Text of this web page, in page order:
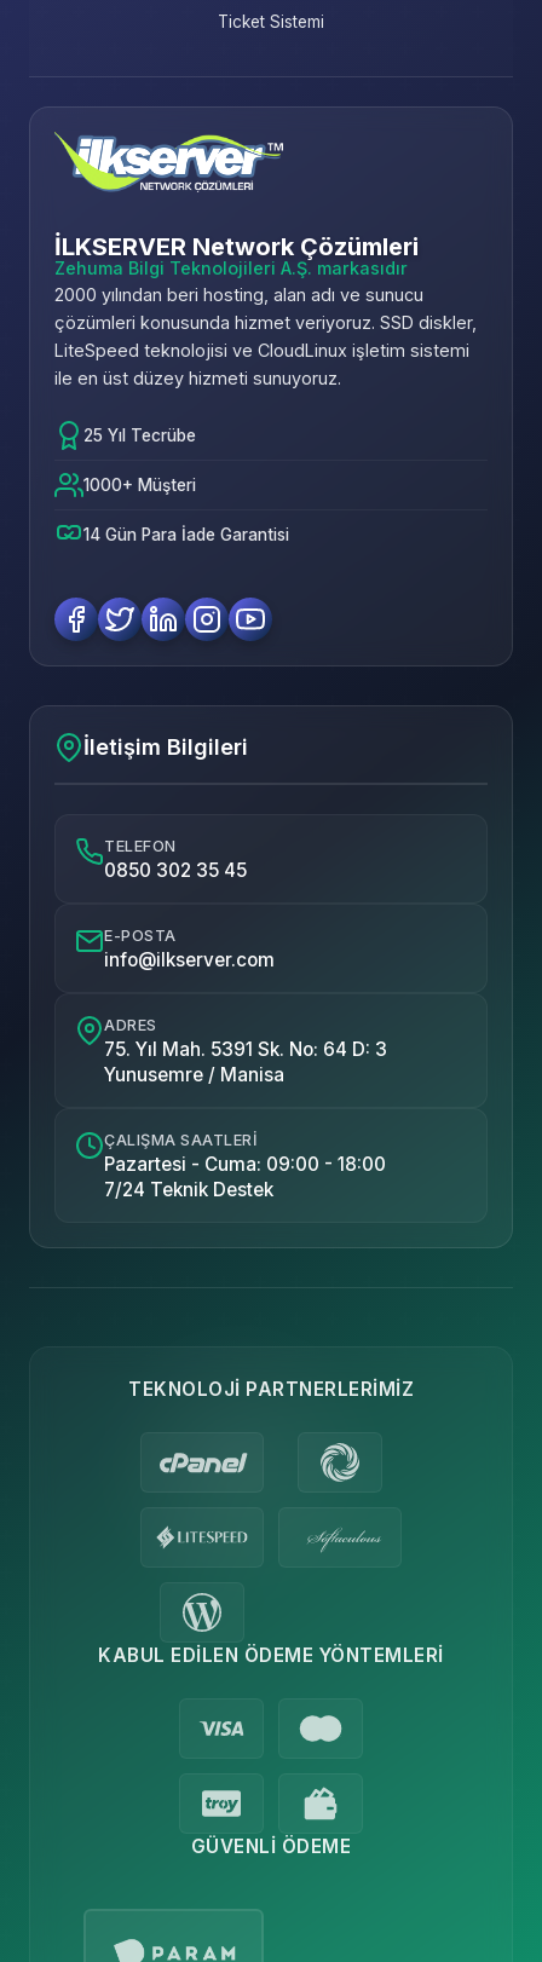
Ticket Sistemi
İLKSERVER Network Çözümleri
Zehuma Bilgi Teknolojileri A.Ş. markasıdır
2000 yılından beri hosting, alan adı ve sunucu
çözümleri konusunda hizmet veriyoruz. SSD diskler,
LiteSpeed teknolojisi ve CloudLinux işletim sistemi
ile en üst düzey hizmeti sunuyoruz.
25 Yıl Tecrübe
1000+ Müşteri
14 Gün Para İade Garantisi
İletişim Bilgileri
TELEFON
0850 302 35 45
E-POSTA
info@ilkserver.com
ADRES
75. Yıl Mah. 5391 Sk. No: 64 D: 3
Yunusemre / Manisa
ÇALIŞMA SAATLERI
Pazartesi - Cuma: 09:00 - 18:00
7/24 Teknik Destek
TEKNOLOJI PARTNERLERIMIZ
GÜVENLI ÖDEME
KABUL EDILEN ÖDEME YÖNTEMLERI